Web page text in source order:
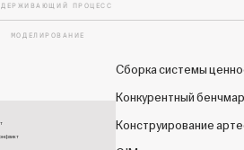
ПРОЦЕСС
МОДЕЛИРОВАНИЕ
Сборка системы
Конкурентный
Конструирование